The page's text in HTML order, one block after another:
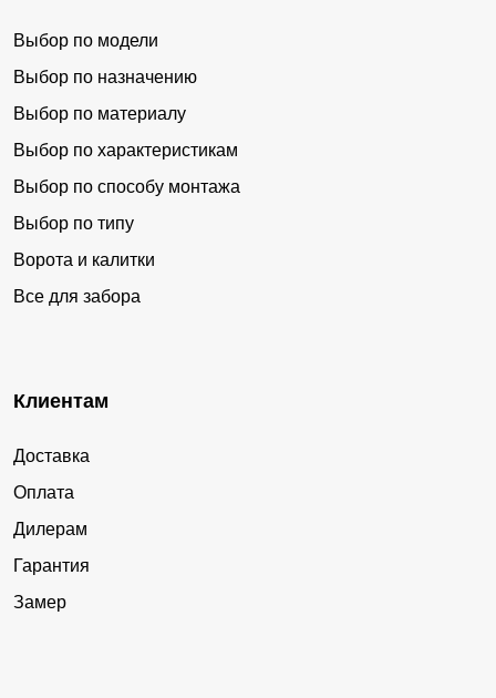
Выбор по модели
Выбор по назначению
Выбор по материалу
Выбор по характеристикам
Выбор по способу монтажа
Выбор по типу
Ворота и калитки
Все для забора
Клиентам
Доставка
Оплата
Дилерам
Гарантия
Замер